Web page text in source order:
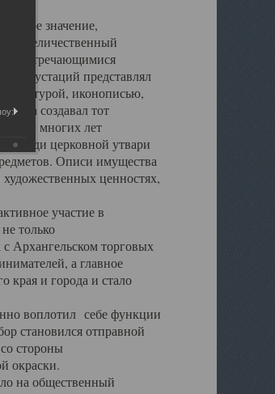
значение,
и величественный
не встречающимися
представлял
иконописью,
создавал тот
многих лет
среди церковной утвари
Описи имущества
ценностях,
участие в
только
Архангельском торговых
а главное
края и города и стало
воплотил себе функции
становился отправной
стороны
окраски.
на общественный